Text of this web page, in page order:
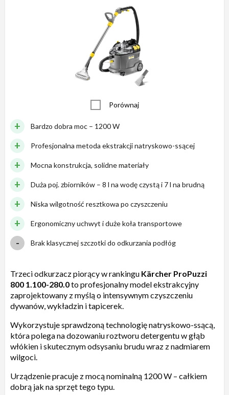
Porównaj
Bardzo dobra moc – 1200 W
Profesjonalna metoda ekstrakcji natryskowo-ssącej
Mocna konstrukcja, solidne materiały
Duża poj. zbiorników – 8 l na wodę czystą i 7 l na brudną
Niska wilgotność resztkowa po czyszczeniu
Ergonomiczny uchwyt i duże koła transportowe
Brak klasycznej szczotki do odkurzania podłóg
Trzeci odkurzacz piorący w rankingu Kärcher ProPuzzi
800 1.100-280.0to profesjonalny model ekstrakcyjny
zaprojektowany z myślą o intensywnym czyszczeniu
dywanów, wykładzin i tapicerek.
Wykorzystuje sprawdzoną technologię natryskowo-ssącą,
która polega na dozowaniu roztworu detergentu w głąb
włókien i skutecznym odsysaniu brudu wraz z nadmiarem
wilgoci.
Urządzenie pracuje z mocą nominalną 1200 W – całkiem
dobrą jak na sprzęt tego typu.